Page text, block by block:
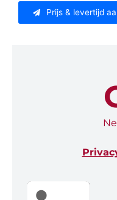
Prijs & levertijd